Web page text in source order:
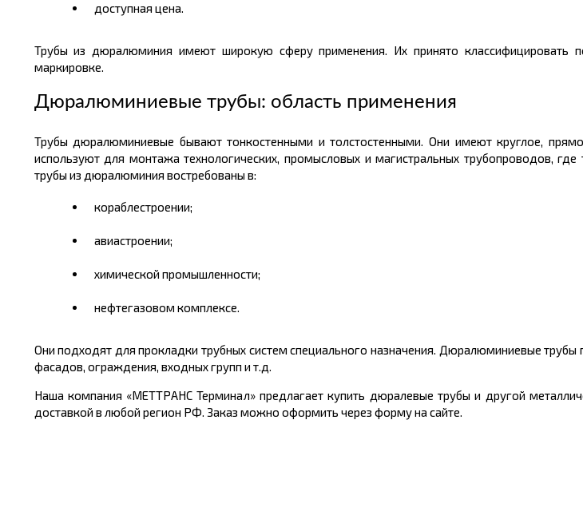
доступная цена.
Трубы из дюралюминия имеют широкую сферу применения. Их принято классифицировать
маркировке.
Дюралюминиевые трубы: область применения
Трубы дюралюминиевые бывают тонкостенными и толстостенными. Они имеют круглое,
используют для монтажа технологических, промысловых и магистральных трубопроводов,
трубы из дюралюминия востребованы в:
кораблестроении;
авиастроении;
химической промышленности;
нефтегазовом комплексе.
Они подходят для прокладки трубных систем специального назначения. Дюралюминиевые
фасадов, ограждения, входных групп и т.д.
Наша компания «МЕТТРАНС Терминал» предлагаеткупить дюралевые трубы и другой
доставкой в любой регион РФ. Заказ можно оформить через форму на сайте.